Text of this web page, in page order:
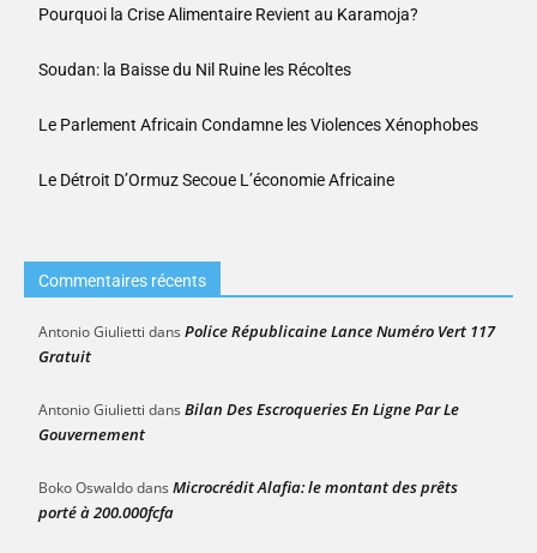
Pourquoi la Crise Alimentaire Revient au Karamoja?
Soudan: la Baisse du Nil Ruine les Récoltes
Le Parlement Africain Condamne les Violences Xénophobes
Le Détroit D’Ormuz Secoue L’économie Africaine
Commentaires récents
Antonio Giulietti dans Police Républicaine Lance Numéro Vert 117
Gratuit
Antonio Giulietti dans Bilan Des Escroqueries En Ligne Par Le
Gouvernement
Boko Oswaldodans Microcrédit Alafia: le montant des prêts
porté à 200.000fcfa